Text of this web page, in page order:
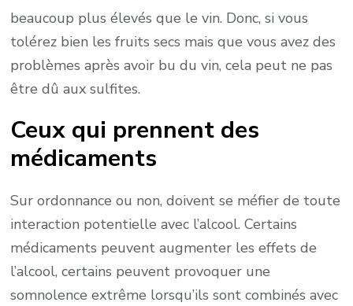
beaucoup plus élevés que le vin. Donc, si vous
tolérez bien les fruits secs mais que vous avez des
problèmes après avoir bu du vin, cela peut ne pas
être dû aux sulfites.
Ceux qui prennent des
médicaments
Sur ordonnance ou non, doivent se méfier de toute
interaction potentielle avec l’alcool. Certains
médicaments peuvent augmenter les effets de
l’alcool, certains peuvent provoquer une
somnolence extrême lorsqu’ils sont combinés avec